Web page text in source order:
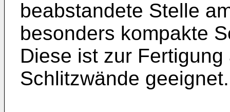
beabstandete Stelle
besonders kompakte
Diese ist zur
Schlitzwände geeignet.